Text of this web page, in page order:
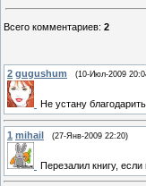
Всего комментариев: 2
2 gugushum (10-Июл-2009
Не устану
1 mihail (27-Янв-2009 22:20)
Перезалил книгу,